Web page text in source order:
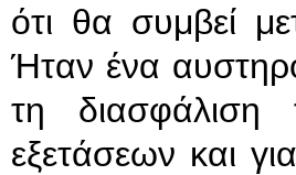
ότι θα συμβεί
Ήταν ένα
τη διασφάλιση
εξετάσεων και